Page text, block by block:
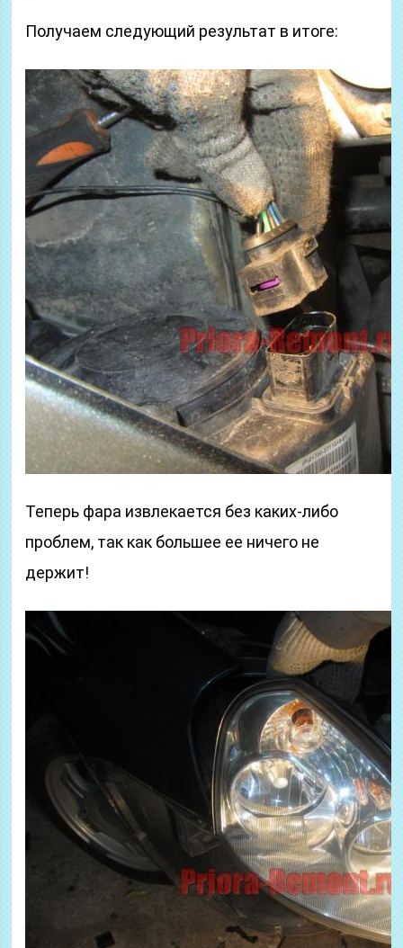
Получаем следующий результат в итоге:
Теперь фара извлекается без каких-либо
проблем, так как большее ее ничего не
держит!